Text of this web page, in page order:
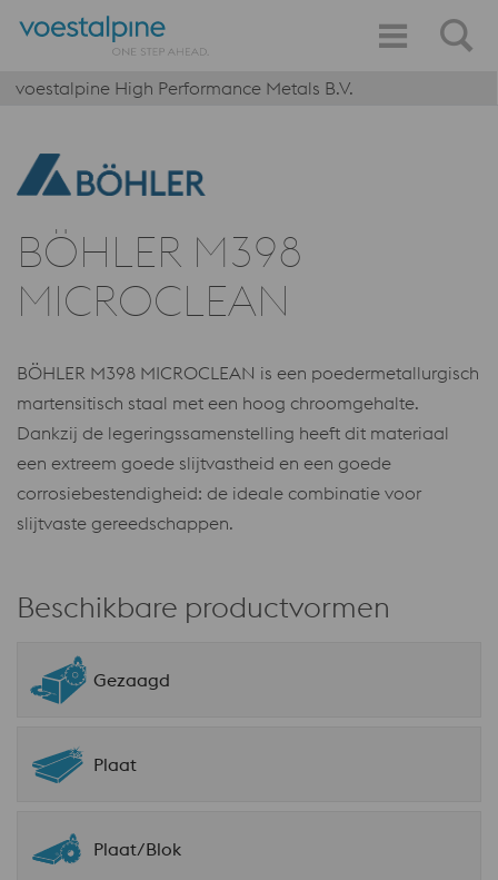
voestalpine High Performance Metals B.V.
BÖHLER M398
MICROCLEAN
BÖHLER M398 MICROCLEAN is een poedermetallurgisch
martensitisch staal met een hoog chroomgehalte.
Dankzij de legeringssamenstelling heeft dit materiaal
een extreem goede slijtvastheid en een goede
corrosiebestendigheid: de ideale combinatie voor
slijtvaste gereedschappen.
Beschikbare productvormen
Gezaagd
Plaat
Plaat/Blok